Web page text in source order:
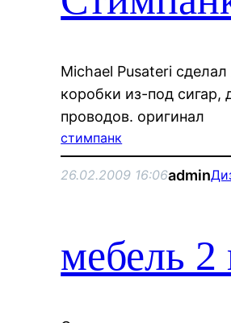
Michael Pusateri
коробки из-под сигар,
проводов. оригинал
стимпанк
26.02.2009 16:06admin
мебель 2